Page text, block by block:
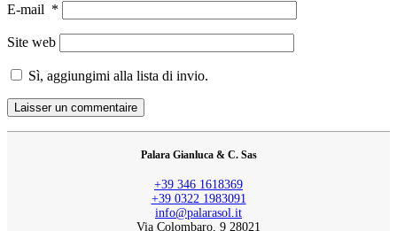
E-mail *
Site web
Sì, aggiungimi alla lista di invio.
Palara Gianluca & C. Sas
+39 346 1618369
+39 0322 1983091
info@palarasol.it
Via Colombaro, 9 28021